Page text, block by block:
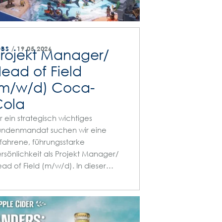
19.05.2026Manager/
of Field
w/d) Coca-
ein strategisch wichtiges
suchen wir eine
führungsstarke
als Projekt Manager/
of Field (m/w/d). In dieser…